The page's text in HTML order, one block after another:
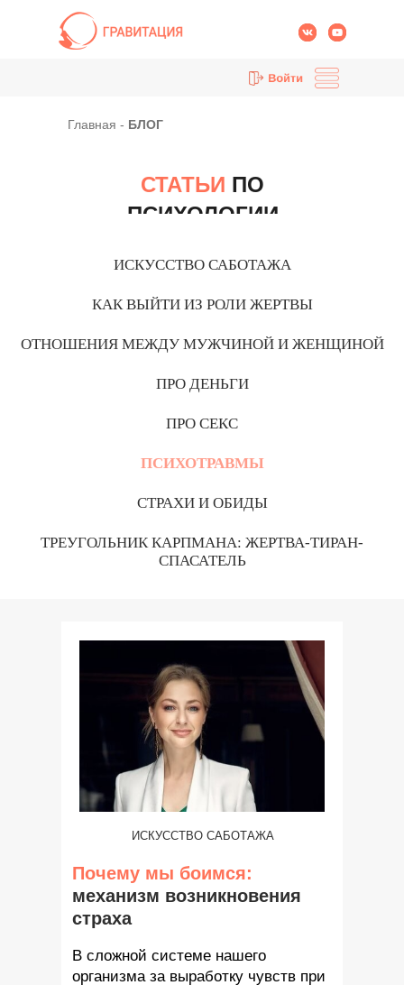
КУРСЫ
БЛОГ
КОНТАКТЫ
Главная - БЛОГ
СТАТЬИ ПО
ПСИХОЛОГИИ
ИСКУССТВО САБОТАЖА
КАК ВЫЙТИ ИЗ РОЛИ ЖЕРТВЫ
ОТНОШЕНИЯ МЕЖДУ МУЖЧИНОЙ И ЖЕНЩИНОЙ
ПРО ДЕНЬГИ
ПРО СЕКС
ПСИХОТРАВМЫ
СТРАХИ И ОБИДЫ
ТРЕУГОЛЬНИК КАРПМАНА: ЖЕРТВА-ТИРАН-
СПАСАТЕЛЬ
Почему мы боимся:
механизм возникновения
страха
В сложной системе нашего
организма за выработку чувств при
ИСКУССТВО САБОТАЖА